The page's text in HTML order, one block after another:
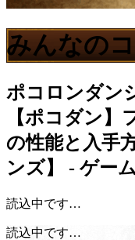
みんなの
ポコロンダン
【ポコダン】
の性能と入手
ンズ】 - ゲー
読込中です…
読込中です…